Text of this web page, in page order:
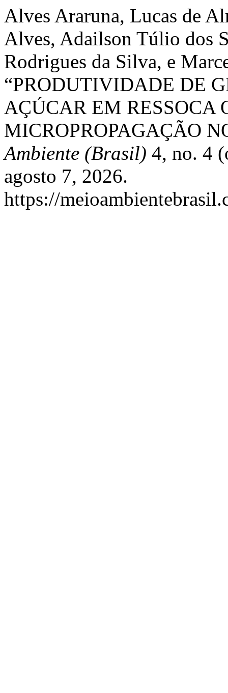
Alves Araruna, Lucas de
Alves, Adailson Túlio dos
Rodrigues da Silva, e
“PRODUTIVIDADE DE
AÇÚCAR EM RESSOCA
MICROPROPAGAÇÃO
Ambiente (Brasil) 4, no. 4
agosto 7, 2026.
https://